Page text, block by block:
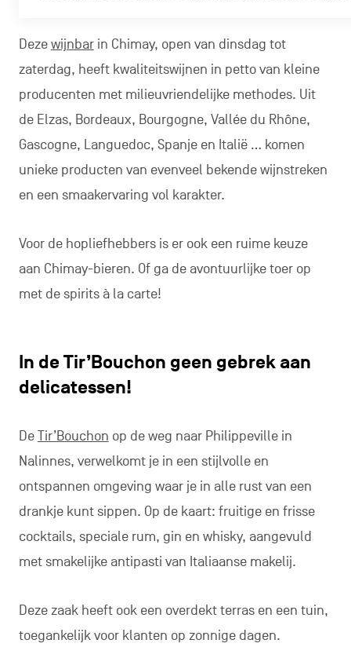
Dezewijnbarin Chimay, open van dinsdag tot
zaterdag, heeft kwaliteitswijnen in petto van kleine
producenten met milieuvriendelijke methodes. Uit
de Elzas, Bordeaux, Bourgogne, Vallée du Rhône,
Gascogne, Languedoc, Spanje en Italië … komen
unieke producten van evenveel bekende wijnstreken
en een smaakervaring vol karakter.
Voor de hopliefhebbers is er ook een ruime keuze
aan Chimay-bieren. Of ga de avontuurlijke toer op
met de spirits à la carte!
In de Tir’Bouchon geen gebrek aan
delicatessen!
DeTir’Bouchon op de weg naar Philippeville in
Nalinnes, verwelkomt je in een stijlvolle en
ontspannen omgeving waar je in alle rust van een
drankje kunt sippen. Op de kaart: fruitige en frisse
cocktails, speciale rum, gin en whisky, aangevuld
met smakelijke antipasti van Italiaanse makelij.
Deze zaak heeft ook een overdekt terras en een tuin,
toegankelijk voor klanten op zonnige dagen.